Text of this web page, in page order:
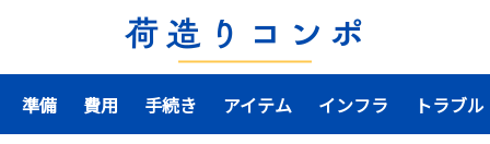
準備 費用 手続き アイテム インフラ トラブル